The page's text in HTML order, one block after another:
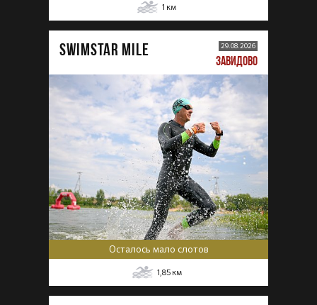
1 км
SWIMSTAR MILE 29.08.2026
ЗАВИДОВО
Осталось мало слотов
1,85 км